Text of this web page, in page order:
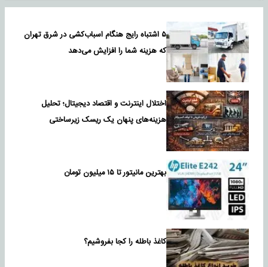
۵ اشتباه رایج هنگام اسباب‌کشی در شرق تهران
که هزینه شما را افزایش می‌دهد
اختلال اینترنت و اقتصاد دیجیتال؛ تحلیل
هزینه‌های پنهان یک ریسک زیرساختی
بهترین مانیتور تا ۱۵ میلیون تومان
کاغذ باطله را کجا بفروشیم؟